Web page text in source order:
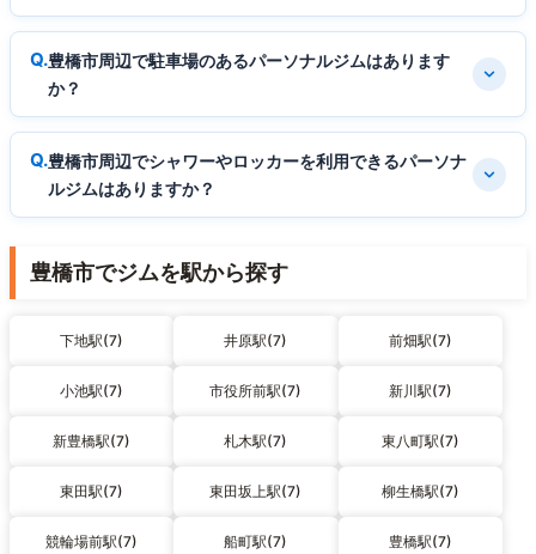
豊橋市周辺で駐車場のあるパーソナルジムはあります
か？
豊橋市周辺でシャワーやロッカーを利用できるパーソナ
ルジムはありますか？
豊橋市でジムを駅から探す
下地駅(7) 井原駅(7) 前畑駅(7)
小池駅(7) 市役所前駅(7) 新川駅(7)
新豊橋駅(7) 札木駅(7) 東八町駅(7)
東田駅(7) 東田坂上駅(7) 柳生橋駅(7)
競輪場前駅(7) 船町駅(7) 豊橋駅(7)